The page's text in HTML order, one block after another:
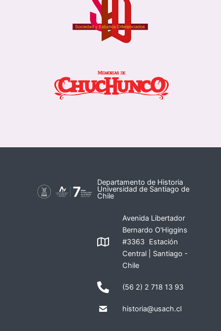
Departamento de Historia
Universidad de Santiago de
Chile
Avenida Libertador
Bernardo O'Higgins
#3363 Estación
Central | Santiago -
Chile
(56 2) 2 718 13 93
historia@usach.cl